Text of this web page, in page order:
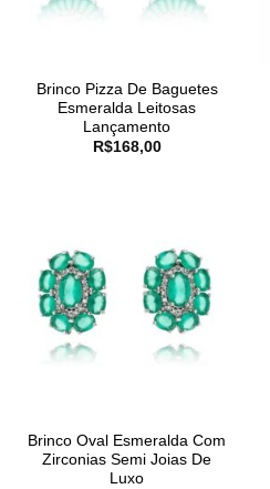
Brinco Pizza De Baguetes
Esmeralda Leitosas
Lançamento
R$168,00
Brinco Oval Esmeralda Com
Zirconias Semi Joias De
Luxo